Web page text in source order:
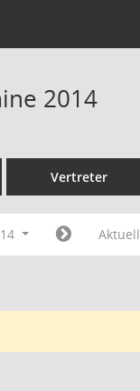
2014
Vertreter
Aktuell